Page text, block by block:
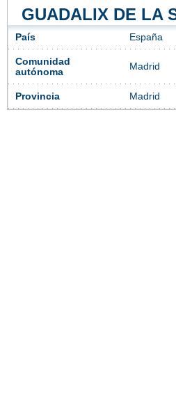
GUADALIX DE LA
País España
Comunidad
autónoma
Madrid
Provincia Madrid